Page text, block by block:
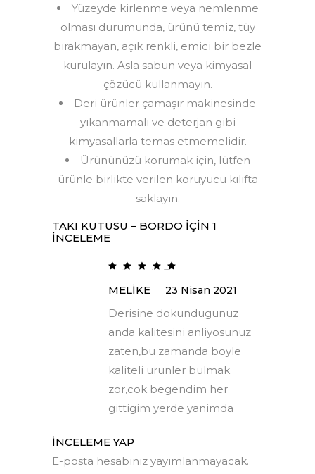
Yüzeyde kirlenme veya nemlenme
olması durumunda, ürünü temiz, tüy
bırakmayan, açık renkli, emici bir bezle
kurulayın. Asla sabun veya kimyasal
çözücü kullanmayın.
Deri ürünler çamaşır makinesinde
yıkanmamalı ve deterjan gibi
kimyasallarla temas etmemelidir.
Ürününüzü korumak için, lütfen
ürünle birlikte verilen koruyucu kılıfta
saklayın.
TAKI KUTUSU – BORDO IÇIN 1
INCELEME
oy
aldı
MELIKE 23 Nisan 2021
Derisine dokundugunuz
anda kalitesini anliyosunuz
zaten,bu zamanda boyle
kaliteli urunler bulmak
zor,cok begendim her
gittigim yerde yanimda
İNCELEME YAP
E-posta hesabınız yayımlanmayacak.